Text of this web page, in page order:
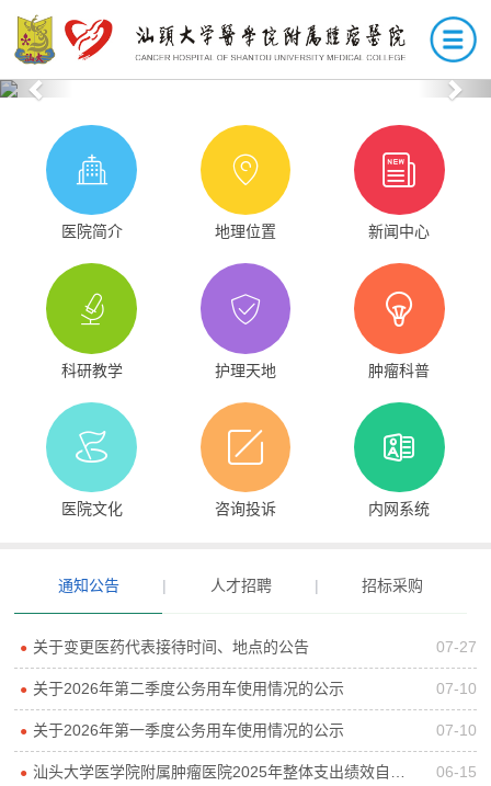
Previous
医院简介 地理位置 新闻中心
科研教学 护理天地 肿瘤科普
医院文化 咨询投诉 内网系统
通知公告 | 人才招聘 | 招标采购
● 关于变更医药代表接待时间、地点的公告 07-27
● 关于2026年第二季度公务用车使用情况的公示 07-10
● 关于2026年第一季度公务用车使用情况的公示 07-10
● 汕头大学医学院附属肿瘤医院2025年整体支出绩效自评报告 06-15